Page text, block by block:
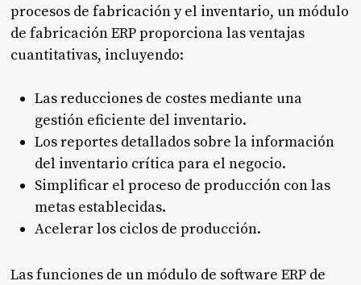
procesos de fabricación y el inventario, un módulo
de fabricación ERP proporciona las ventajas
cuantitativas, incluyendo:
Las reducciones de costes mediante una
gestión eficiente del inventario.
Los reportes detallados sobre la información
del inventario crítica para el negocio.
Simplificar el proceso de producción con las
metas establecidas.
Acelerar los ciclos de producción.
Las funciones de un módulo de software ERP de